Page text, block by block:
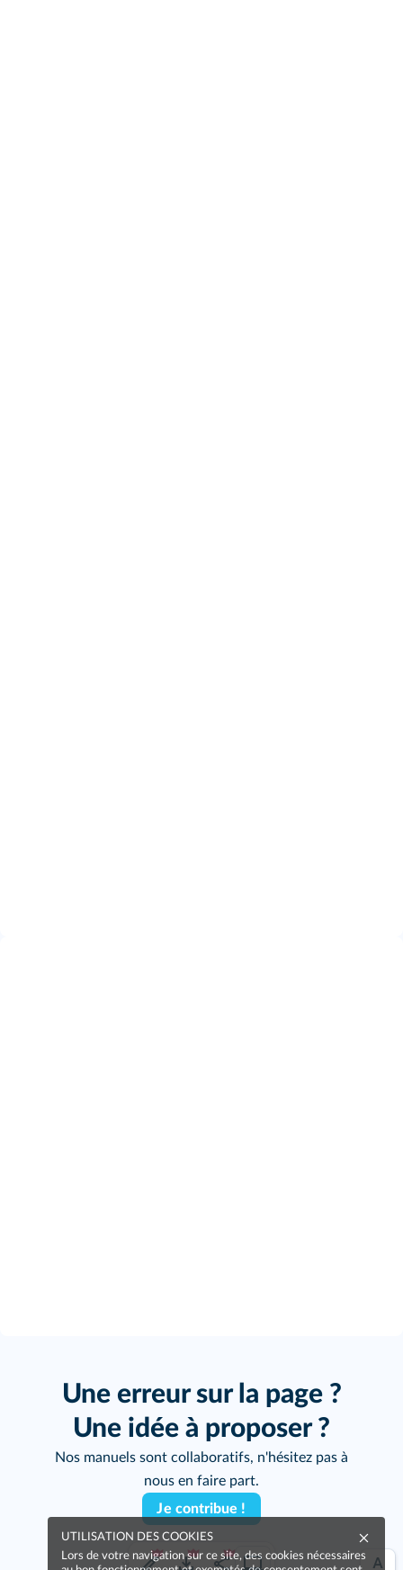
Une erreur sur la page ?
Une idée à proposer ?
Nos manuels sont collaboratifs, n'hésitez pas à
nous en faire part.
Je contribue !
UTILISATION DES COOKIES
Lors de votre navigation sur ce site, des cookies nécessaires